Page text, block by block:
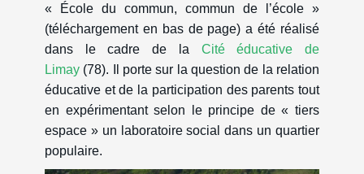
« École du commun, commun de l’école »
(téléchargement en bas de page) a été réalisé
dans le cadre de la Cité éducative de
Limay (78). Il porte sur la question de la relation
éducative et de la participation des parents tout
en expérimentant selon le principe de « tiers
espace » un laboratoire social dans un quartier
populaire.